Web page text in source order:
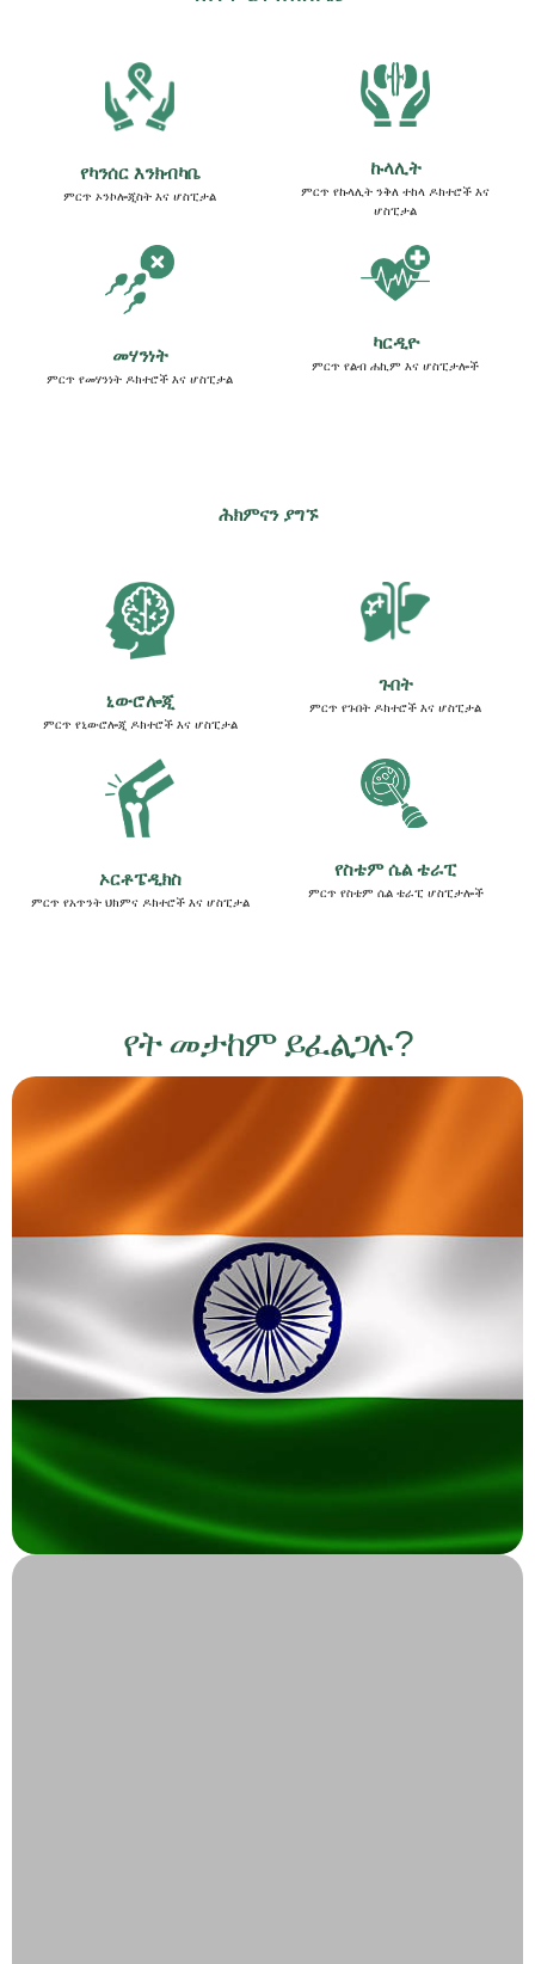
የካንሰር እንክብካቤ
ምርጥ ኦንኮሎጂስት እና ሆስፒታል
ኩላሊት
ምርጥ የኩላሊት ንቅለ ተከላ ዶክተሮች እና
ሆስፒታል
መሃንነት
ምርጥ የመሃንነት ዶክተሮች እና ሆስፒታል
ካርዲዮ
ምርጥ የልብ ሐኪም እና ሆስፒታሎች
ሕክምናን ያግኙ
ኒውሮሎጂ
ምርጥ የኒውሮሎጂ ዶክተሮች እና ሆስፒታል
ጉበት
ምርጥ የጉበት ዶክተሮች እና ሆስፒታል
ኦርቶፔዲክስ
ምርጥ የአጥንት ህክምና ዶክተሮች እና ሆስፒታል
የስቴም ሴል ቴራፒ
ምርጥ የስቴም ሴል ቴራፒ ሆስፒታሎች
የት መታከም ይፈልጋሉ?
ለህክምና ቱሪዝም ቀዳሚ መዳረሻ፣ እጅግ በጣም ጥሩ የጤና እንክብካቤ
መሠረተ ልማት እና ከፍተኛ ችሎታ ባላቸው የሕክምና ባለሙያዎች
የታወቀ። ብዙ አይነት ህክምናዎችን በተመጣጣኝ ዋጋ በማቅረብ፣
ህንድ ጥራት ያለው እንክብካቤን ከባህላዊ ጥምቀት እና አስደናቂ
አስደናቂ ነገሮች ጋር በማጣመር የህክምና ጥራትን እና የማይረሱ
ልምዶችን ለሚፈልጉ አለም አቀፍ ታካሚዎች ተመራጭ ያደርገዋል።